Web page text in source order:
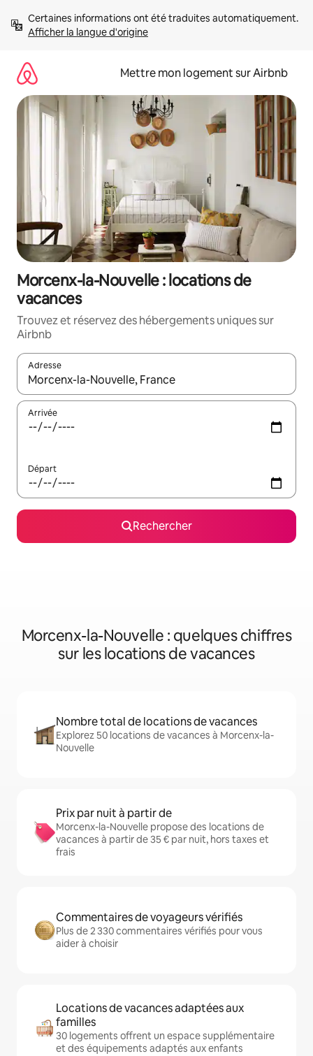
directement
Afficher la langue d'origine
Mettre mon logement sur Airbnb
Morcenx-la-Nouvelle : locations de
vacances
Trouvez et réservez des hébergements uniques sur
Airbnb
Adresse
Lorsque les résultats s'affichent, utilisez les flèches vers le
Arrivée
Départ
Rechercher
Morcenx-la-Nouvelle : quelques chiffres
sur les locations de vacances
Nombre total de locations de vacances
Explorez 50 locations de vacances à Morcenx-la-
Nouvelle
Prix par nuit à partir de
Morcenx-la-Nouvelle propose des locations de
vacances à partir de 35 € par nuit, hors taxes et
frais
Commentaires de voyageurs vérifiés
Plus de 2 330 commentaires vérifiés pour vous
aider à choisir
Locations de vacances adaptées aux
familles
30 logements offrent un espace supplémentaire
et des équipements adaptés aux enfants